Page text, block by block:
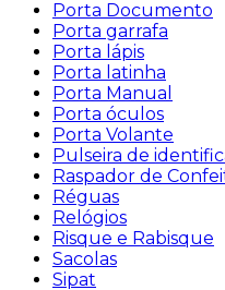
Porta Documento
Porta garrafa
Porta lápis
Porta latinha
Porta Manual
Porta óculos
Porta Volante
Pulseira de
Raspador de
Réguas
Relógios
Risque e Rabisque
Sacolas
Sipat